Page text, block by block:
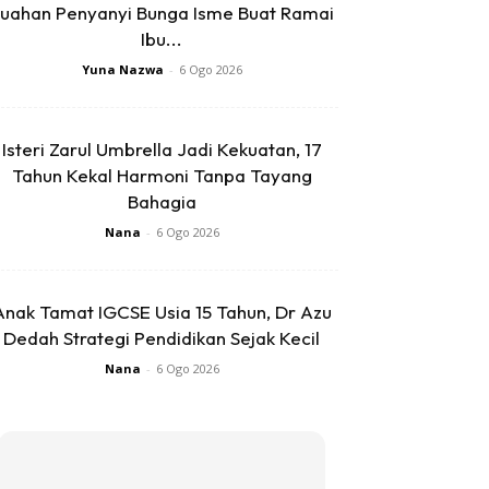
Penyanyi Bunga Isme Buat Ramai
Ibu...
Yuna Nazwa - 6 Ogo 2026
Isteri Zarul Umbrella Jadi Kekuatan, 17
Tahun Kekal Harmoni Tanpa Tayang
Bahagia
Nana - 6 Ogo 2026
Tamat IGCSE Usia 15 Tahun, Dr Azu
Dedah Strategi Pendidikan Sejak Kecil
Nana - 6 Ogo 2026